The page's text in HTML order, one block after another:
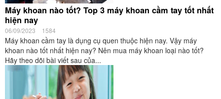
Máy khoan nào tốt? Top 3 máy khoan cầm tay tốt nhất
hiện nay
06/09/2023 1584
Máy khoan cầm tay là dụng cụ quen thuộc hiện nay. Vậy máy
khoan nào tốt nhất hiện nay? Nên mua máy khoan loại nào tốt?
Hãy theo dõi bài viết sau của...